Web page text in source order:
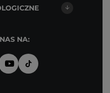
NA: